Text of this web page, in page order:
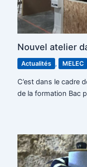
Nouvel atelier
Actualités , MELEC
C’est dans le cadre
de la formation Bac